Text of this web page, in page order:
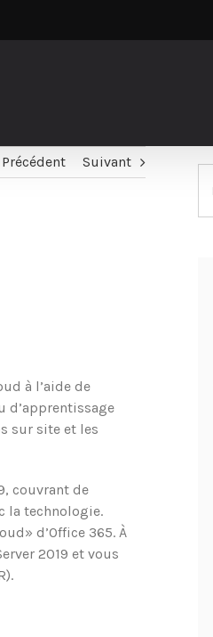
Précédent Suivant
à l’aide de
d’apprentissage
sur site et les
couvrant de
la technologie.
d’Office 365. À
2019 et vous